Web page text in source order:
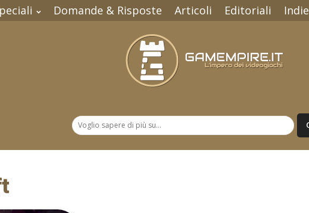
Domande & Risposte Articoli Editoriali Indie